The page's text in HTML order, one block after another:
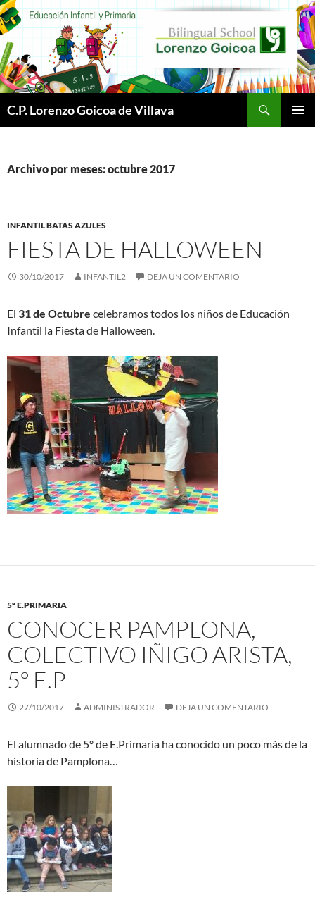
C.P. Lorenzo Goicoa de Villava
Archivo por meses: octubre 2017
INFANTIL BATAS AZULES
FIESTA DE HALLOWEEN
30/10/2017 INFANTIL2 DEJA UN COMENTARIO
El 31 de Octubre celebramos todos los niños de Educación
Infantil la Fiesta de Halloween.
5º E.PRIMARIA
CONOCER PAMPLONA,
COLECTIVO IÑIGO ARISTA,
5º E.P
27/10/2017 ADMINISTRADOR DEJA UN COMENTARIO
El alumnado de 5º de E.Primaria ha conocido un poco más de la
historia de Pamplona…